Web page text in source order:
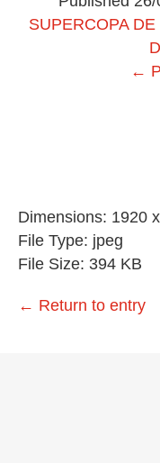
SUPERCOPA
←
Dimensions: 1920
File Type: jpeg
File Size: 394 KB
← Return to entry